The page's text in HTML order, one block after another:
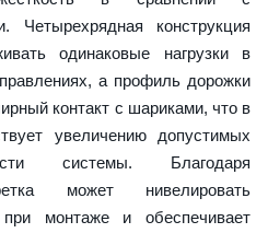
Четырехрядная конструкция
одинаковые нагрузки в
а профиль дорожки
контакт с шариками, что в
увеличению допустимых
системы. Благодаря
может нивелировать
монтаже и обеспечивает